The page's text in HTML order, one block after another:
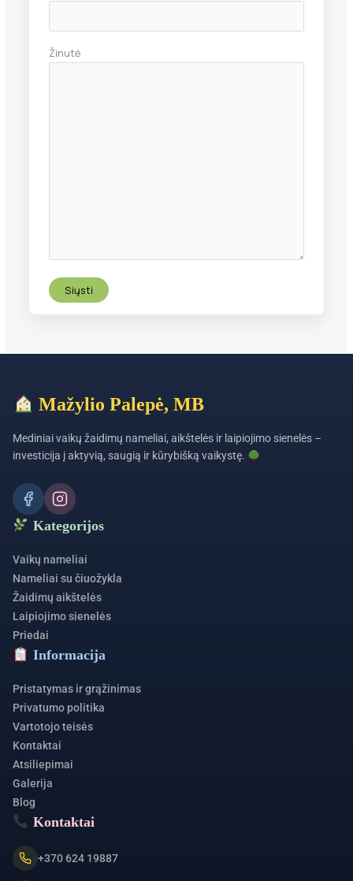
Žinutė
Mažylio Palepė, MB
Mediniai vaikų žaidimų nameliai, aikštelės ir laipiojimo sienelės –
investicija į aktyvią, saugią ir kūrybišką vaikystę.
Kategorijos
Vaikų nameliai
Nameliai su čiuožykla
Žaidimų aikštelės
Laipiojimo sienelės
Priedai
Informacija
Pristatymas ir grąžinimas
Privatumo politika
Vartotojo teisės
Kontaktai
Atsiliepimai
Galerija
Blog
Kontaktai
+370 624 19887